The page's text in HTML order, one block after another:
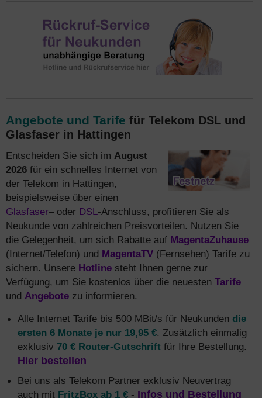
Angebote und Tarife für Telekom DSL und
Glasfaser in Hattingen
Entscheiden Sie sich im August
2026 für ein schnelles Internet von
der Telekom in Hattingen,
beispielsweise über einen
Glasfaser– oder DSL-Anschluss, profitieren Sie als
Neukunde von zahlreichen Preisvorteilen. Nutzen Sie
die Gelegenheit, um sich Rabatte auf MagentaZuhause
(Internet/Telefon) und MagentaTV (Fernsehen) Tarife zu
sichern. Unsere Hotline steht Ihnen gerne zur
Verfügung, um Sie kostenlos über die neuesten Tarife
und Angebote zu informieren.
Alle Internet Tarife bis 500 MBit/s für Neukunden die
ersten 6 Monate je nur 19,95 €. Zusätzlich einmalig
exklusiv 70 € Router-Gutschrift für Ihre Bestellung.
Hier bestellen
Bei uns als Telekom Partner exklusiv Neuvertrag
auch mit FritzBox ab 1 € - Infos und Bestellung